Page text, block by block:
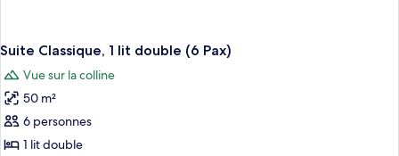
Suite Classique, 1 lit double (6 Pax)
Vue sur la colline
50 m²
6 personnes
1 lit double